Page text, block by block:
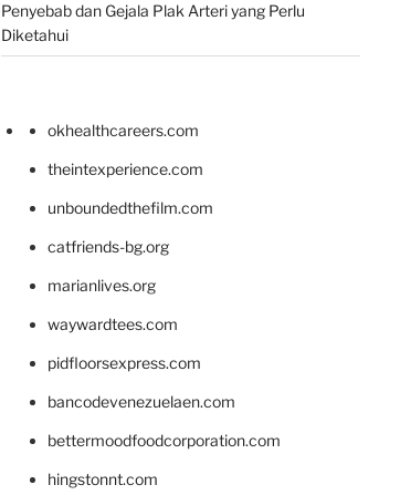
Penyebab dan Gejala Plak Arteri yang Perlu
Diketahui
okhealthcareers.com
theintexperience.com
unboundedthefilm.com
catfriends-bg.org
marianlives.org
waywardtees.com
pidfloorsexpress.com
bancodevenezuelaen.com
bettermoodfoodcorporation.com
hingstonnt.com